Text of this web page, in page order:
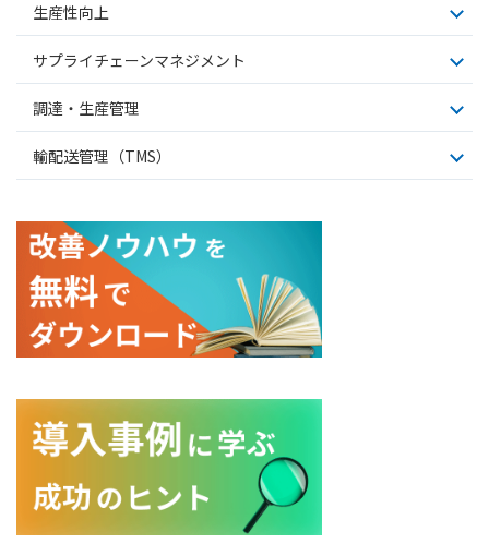
生産性向上
サプライチェーンマネジメント
調達・生産管理
輸配送管理（TMS）